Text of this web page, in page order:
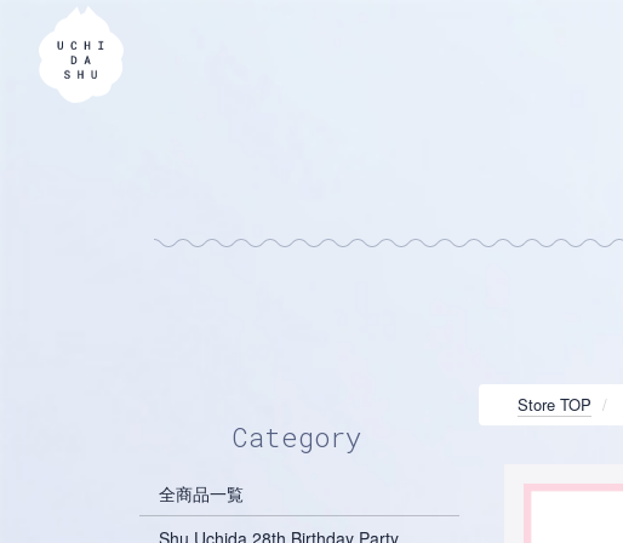
Category
全商品一覧
Shu Uchida 28th Birthday Party
Store TOP